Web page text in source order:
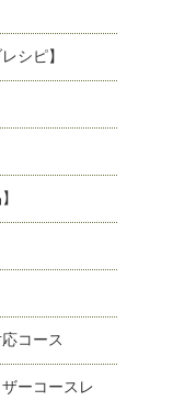
シピ】
コース
ーコースレ